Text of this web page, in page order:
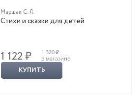
Маршак С. Я.
Стихи и сказки для детей
1 122 ₽
1 320 ₽
в магазине
КУПИТЬ